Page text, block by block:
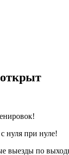
нуля при нуле!
выезды по